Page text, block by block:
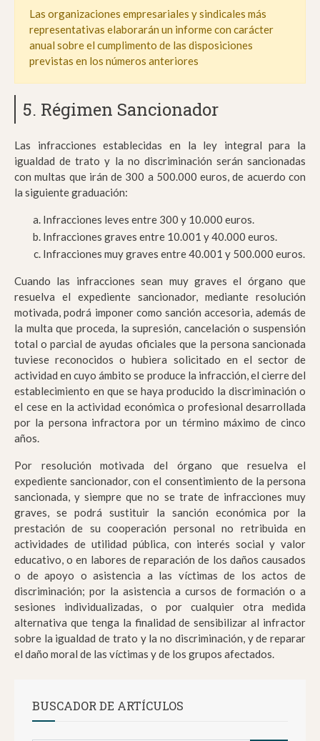
Las organizaciones empresariales y sindicales más
representativas elaborarán un informe con carácter
anual sobre el cumplimento de las disposiciones
previstas en los números anteriores
5. Régimen Sancionador
Las infracciones establecidas en la ley integral para la
igualdad de trato y la no discriminación serán sancionadas
con multas que irán de 300 a 500.000 euros, de acuerdo con
la siguiente graduación:
Infracciones leves entre 300 y 10.000 euros.
Infracciones graves entre 10.001 y 40.000 euros.
Infracciones muy graves entre 40.001 y 500.000 euros.
Cuando las infracciones sean muy graves el órgano que
resuelva el expediente sancionador, mediante resolución
motivada, podrá imponer como sanción accesoria, además de
la multa que proceda, la supresión, cancelación o suspensión
total o parcial de ayudas oficiales que la persona sancionada
tuviese reconocidos o hubiera solicitado en el sector de
actividad en cuyo ámbito se produce la infracción, el cierre del
establecimiento en que se haya producido la discriminación o
el cese en la actividad económica o profesional desarrollada
por la persona infractora por un término máximo de cinco
años.
Por resolución motivada del órgano que resuelva el
expediente sancionador, con el consentimiento de la persona
sancionada, y siempre que no se trate de infracciones muy
graves, se podrá sustituir la sanción económica por la
prestación de su cooperación personal no retribuida en
actividades de utilidad pública, con interés social y valor
educativo, o en labores de reparación de los daños causados
o de apoyo o asistencia a las víctimas de los actos de
discriminación; por la asistencia a cursos de formación o a
sesiones individualizadas, o por cualquier otra medida
alternativa que tenga la finalidad de sensibilizar al infractor
sobre la igualdad de trato y la no discriminación, y de reparar
el daño moral de las víctimas y de los grupos afectados.
BUSCADOR DE ARTÍCULOS